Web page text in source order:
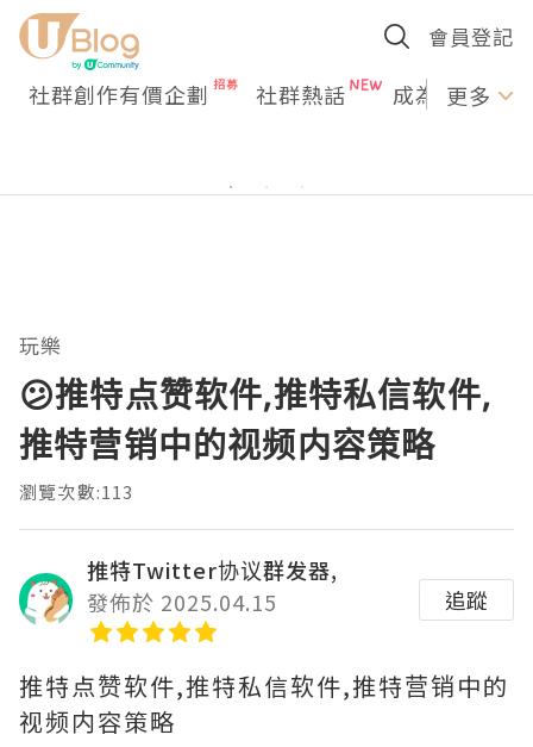
會員登記
社群創作有價企劃 社群熱話 成為U更多
玩樂
😕推特点赞软件,推特私信软件,
推特营销中的视频内容策略
瀏覽次數:113
推特Twitter协议群发器,
發佈於 2025.04.15
追蹤
推特点赞软件,推特私信软件,推特营销中的
视频内容策略